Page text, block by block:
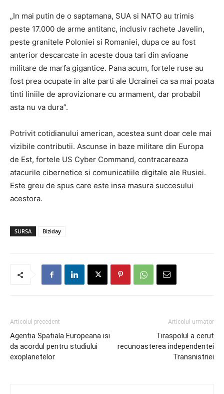
„In mai putin de o saptamana, SUA si NATO au trimis
peste 17.000 de arme antitanc, inclusiv rachete Javelin,
peste granitele Poloniei si Romaniei, dupa ce au fost
anterior descarcate in aceste doua tari din avioane
militare de marfa gigantice. Pana acum, fortele ruse au
fost prea ocupate in alte parti ale Ucrainei ca sa mai poata
tinti liniile de aprovizionare cu armament, dar probabil
asta nu va dura”.
Potrivit cotidianului american, acestea sunt doar cele mai
vizibile contributii. Ascunse in baze militare din Europa
de Est, fortele US Cyber Command, contracareaza
atacurile cibernetice si comunicatiile digitale ale Rusiei.
Este greu de spus care este insa masura succesului
acestora.
SURSA Biziday
Articolul precedent
Agentia Spatiala Europeana isi
da acordul pentru studiului
exoplanetelor
Articolul urmator
Tiraspolul a cerut
recunoasterea independentei
Transnistriei